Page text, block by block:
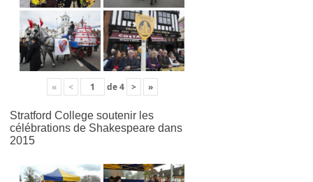
« < de4 > »
Stratford College soutenir les
célébrations de Shakespeare dans
2015